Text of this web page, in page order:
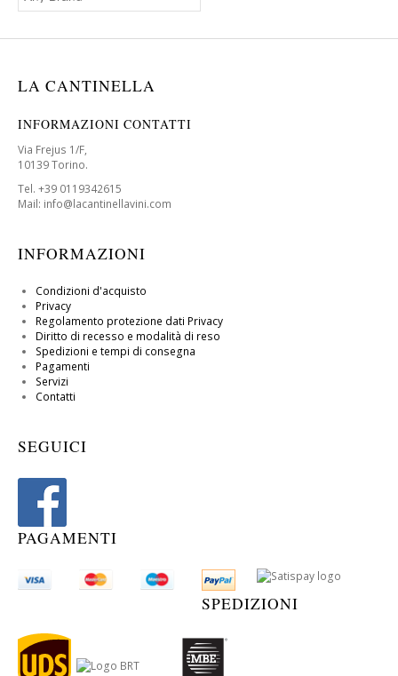
LA CANTINELLA
INFORMAZIONI CONTATTI
Via Frejus 1/F,
10139 Torino.
Tel. +39 0119342615
Mail: info@lacantinellavini.com
INFORMAZIONI
Condizioni d'acquisto
Privacy
Regolamento protezione dati Privacy
Diritto di recesso e modalità di reso
Spedizioni e tempi di consegna
Pagamenti
Servizi
Contatti
SEGUICI
PAGAMENTI
SPEDIZIONI